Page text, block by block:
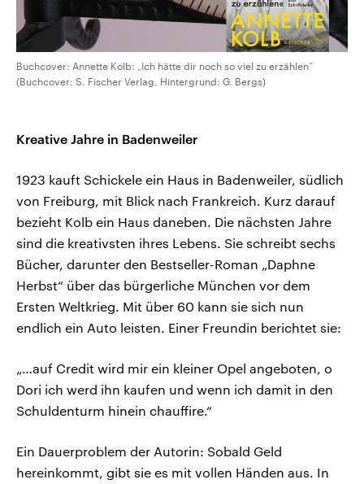
Buchcover: Annette Kolb: „Ich hätte dir noch so viel zu erzählen“
(Buchcover: S. Fischer Verlag, Hintergrund: G. Bergs)
Kreative Jahre in Badenweiler
1923 kauft Schickele ein Haus in Badenweiler, südlich
von Freiburg, mit Blick nach Frankreich. Kurz darauf
bezieht Kolb ein Haus daneben. Die nächsten Jahre
sind die kreativsten ihres Lebens. Sie schreibt sechs
Bücher, darunter den Bestseller-Roman „Daphne
Herbst“ über das bürgerliche München vor dem
Ersten Weltkrieg. Mit über 60 kann sie sich nun
endlich ein Auto leisten. Einer Freundin berichtet sie:
„…auf Credit wird mir ein kleiner Opel angeboten, o
Dori ich werd ihn kaufen und wenn ich damit in den
Schuldenturm hinein chauffire.“
Ein Dauerproblem der Autorin: Sobald Geld
hereinkommt, gibt sie es mit vollen Händen aus. In